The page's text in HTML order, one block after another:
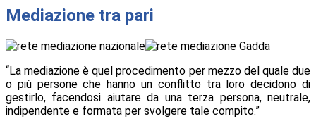
Mediazione tra pari
“La mediazione è quel procedimento per mezzo del quale due
o più persone che hanno un conflitto tra loro decidono di
gestirlo, facendosi aiutare da una terza persona, neutrale,
indipendente e formata per svolgere tale compito.”